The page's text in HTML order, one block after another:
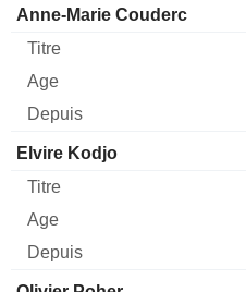
Administrateur Titre Age
Anne-Marie Couderc
Elvire Kodjo